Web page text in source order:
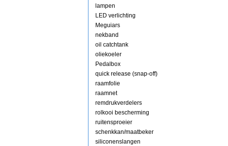
lampen
LED verlichting
Meguiars
nekband
oil catchtank
oliekoeler
Pedalbox
quick release (snap-off)
raamfolie
raamnet
remdrukverdelers
rolkooi bescherming
ruitensproeier
schenkkan/maatbeker
siliconenslangen